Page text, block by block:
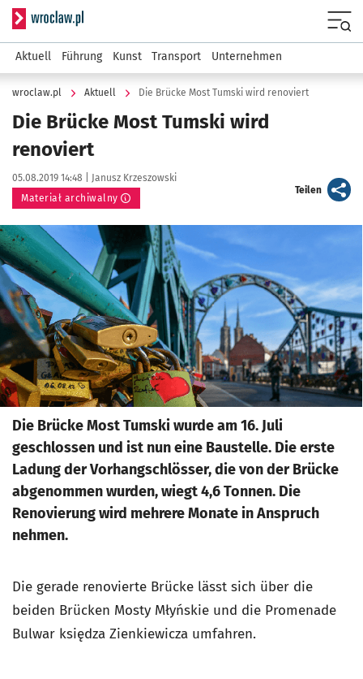
Serwis informacyjny wroclaw.pl
Aktuell Führung Kunst Transport Unternehmen
wroclaw.pl Aktuell Die Brücke Most Tumski wird renoviert
Die Brücke Most Tumski wird
renoviert
Data publikacji:
05.08.2019 14:48 | Autor:
Janusz Krzeszowski
Materiał archiwalny
Teilenartykuł
Kliknij, aby powiększyć
Die Brücke Most Tumski wurde am 16. Juli
geschlossen und ist nun eine Baustelle. Die erste
Ladung der Vorhangschlösser, die von der Brücke
abgenommen wurden, wiegt 4,6 Tonnen. Die
Renovierung wird mehrere Monate in Anspruch
nehmen.
Die gerade renovierte Brücke lässt sich über die
beiden Brücken Mosty Młyńskie und die Promenade
Bulwar księdza Zienkiewicza umfahren.